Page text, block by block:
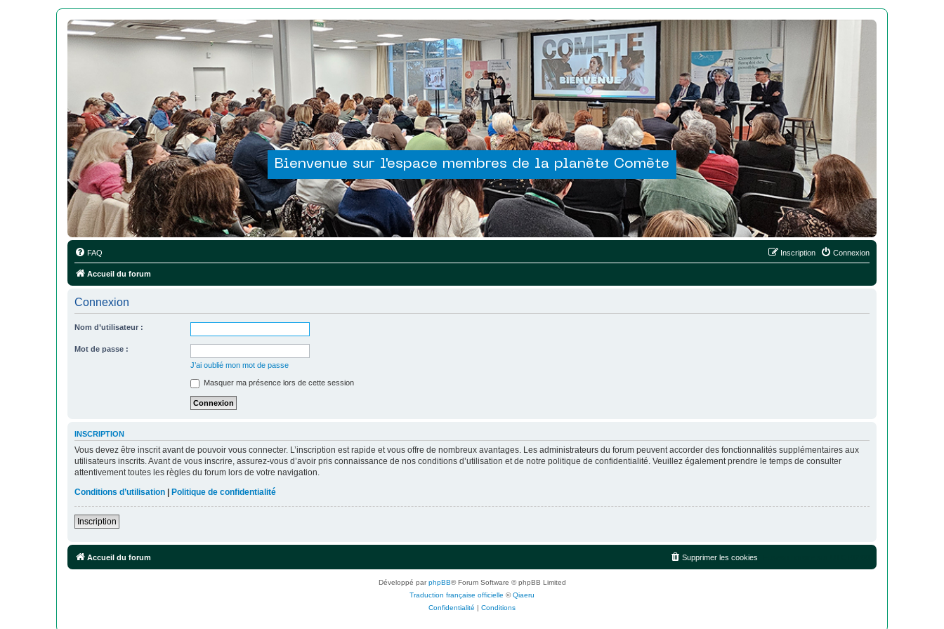
Bienvenue sur l'espace membres de la planète Comète
FAQ Connexion
Inscription
Accueil du forum
Connexion
Nom d’utilisateur :
Mot de passe :
J’ai oublié mon mot de passe
Masquer ma présence lors de cette session
INSCRIPTION
Vous devez être inscrit avant de pouvoir vous connecter. L’inscription est rapide et vous offre de nombreux avantages. Les administrateurs du forum peuvent accorder des fonctionnalités supplémentaires aux
utilisateurs inscrits. Avant de vous inscrire, assurez-vous d’avoir pris connaissance de nos conditions d’utilisation et de notre politique de confidentialité. Veuillez également prendre le temps de consulter
attentivement toutes les règles du forum lors de votre navigation.
Conditions d’utilisation
Politique de confidentialité
Inscription
Accueil du forum Supprimer les cookies
Développé parphpBB® Forum Software © phpBB Limited
Traduction française officielle ©Qiaeru
Confidentialité | Conditions